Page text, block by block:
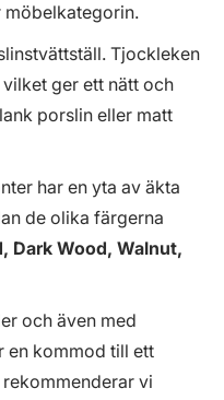
möbelkategorin.
Tjockleken
ger ett nätt och
porslin eller matt
har en yta av äkta
de olika färgerna
Dark Wood, Walnut,
och även med
en kommod till ett
vi